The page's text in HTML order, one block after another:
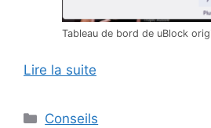
Tableau de bord de uBlock
Lire la suite
Catégories
Conseils